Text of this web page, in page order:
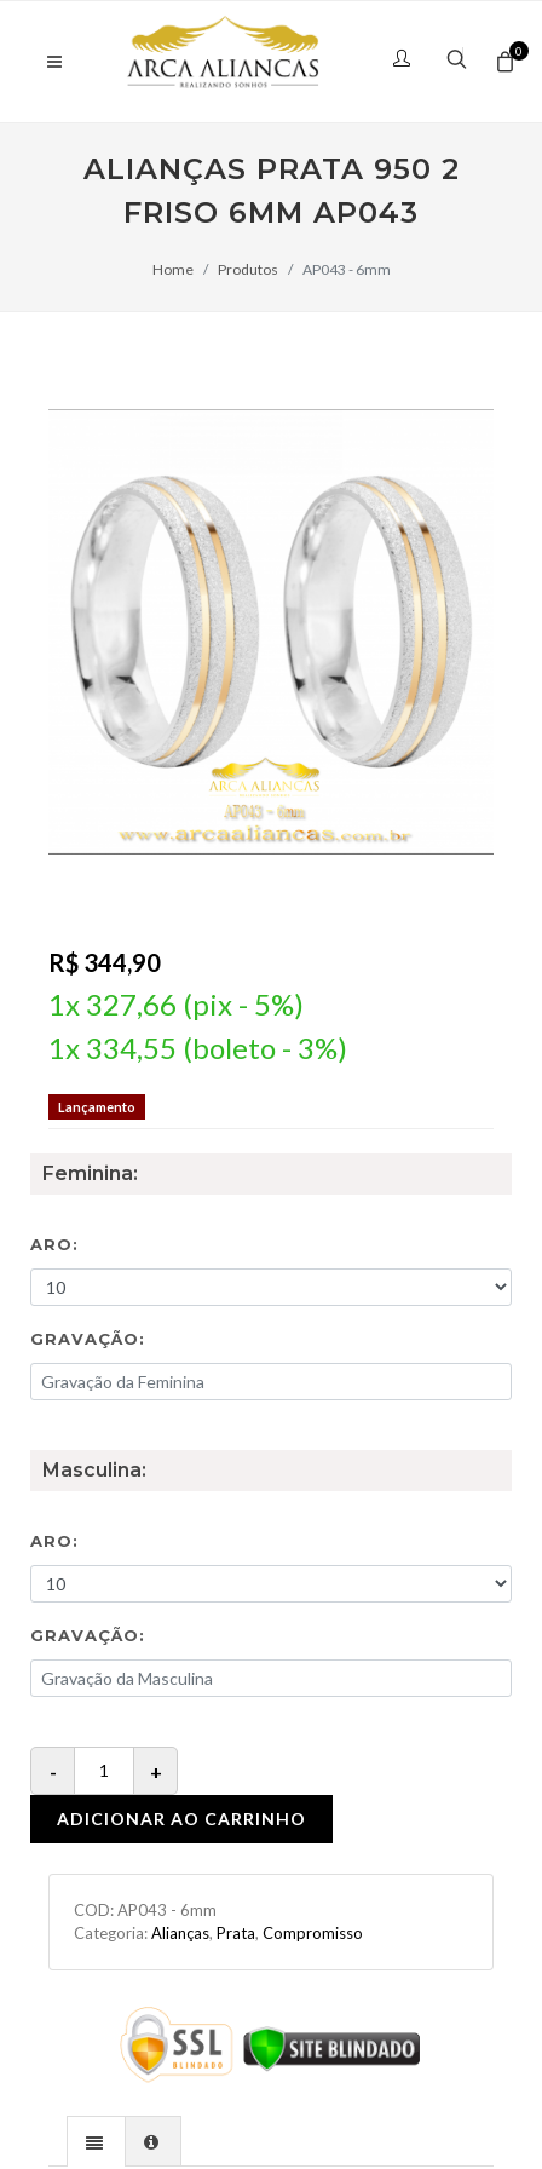
0
ALIANÇAS PRATA 950 2
FRISO 6MM AP043
Home Produtos AP043 - 6mm
R$ 344,90
1x 327,66 (pix - 5%)
1x 334,55 (boleto - 3%)
Lançamento
Feminina:
ARO:
GRAVAÇÃO:
Masculina:
ARO:
GRAVAÇÃO:
ADICIONAR AO CARRINHO
COD:AP043 - 6mm
Categoria:Alianças, Prata, Compromisso